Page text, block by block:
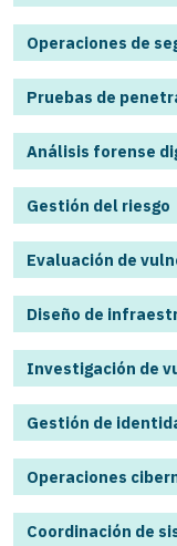
Operaciones de
Pruebas de
Análisis forense
Gestión del riesgo
Evaluación de
Diseño de
Investigación de
Gestión de
Operaciones
Coordinación de